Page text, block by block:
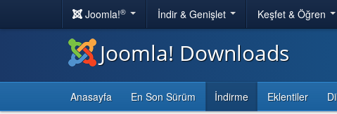
Joomla!® İndir & Genişlet Keşfet & Öğren
Joomla! Downloads
Anasayfa En Son Sürüm İndirme Eklentiler